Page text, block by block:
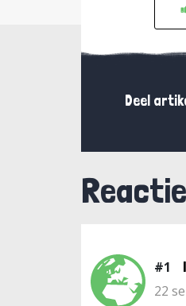
Deel
#1
22